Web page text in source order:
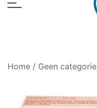
Home / Geen categorie